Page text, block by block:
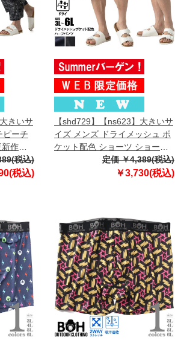
きいサ
ピーチ
新作
税込)
税込)
【shd729】【ns623】大きいサ
イズ メンズ ドライメッシュ ポ
ケット配色 ショーツ ショート
パンツ ハーフパンツ 春夏新作
302252az 【fre】
定価 ￥4,389(税込)
￥3,730(税込)